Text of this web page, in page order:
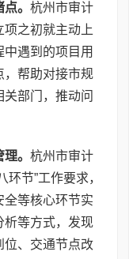
。 杭州市审计
之初就主动上
遇到的项目用
，帮助对接市规
部门，推动问
。 杭州市审计
节”工作要求，
全等核心环节实
析等方式，发现
位、交通节点改